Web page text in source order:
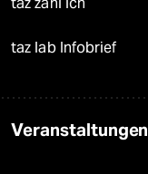
taz lab Infobrief
Veranstaltungen